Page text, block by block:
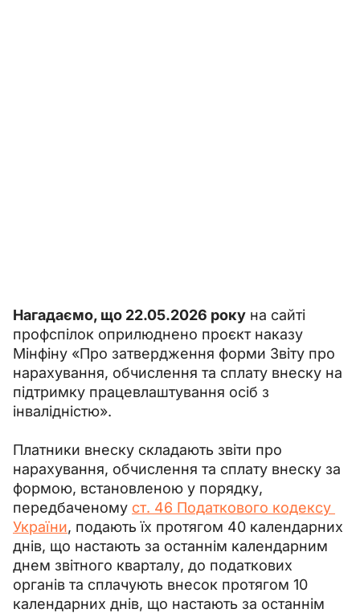
Нагадаємо, що 22.05.2026 року на сайті
профспілок оприлюднено проєкт наказу
Мінфіну «Про затвердження форми Звіту про
нарахування, обчислення та сплату внеску на
підтримку працевлаштування осіб з
інвалідністю».
Платники внеску складають звіти про
нарахування, обчислення та сплату внеску за
формою, встановленою у порядку,
передбаченому ст. 46 Податкового кодексу
України, подають їх протягом 40 календарних
днів, що настають за останнім календарним
днем звітного кварталу, до податкових
органів та сплачують внесок протягом 10
календарних днів, що настають за останнім